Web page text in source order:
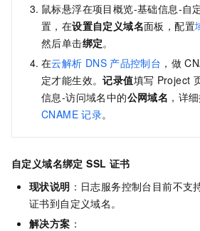
鼠标悬浮在项目概览-基础信息-自
置，在设置自定义域名面板，配置
然后单击绑定。
在云解析 DNS 产品控制台 ，做
定才能生效。记录值填写 Project
信息-访问域名中的公网域名 ，详
CNAME 记录。
自定义域名绑定 SSL 证书
现状说明 ：日志服务控制台目前不支
证书到自定义域名。
解决方案 ：